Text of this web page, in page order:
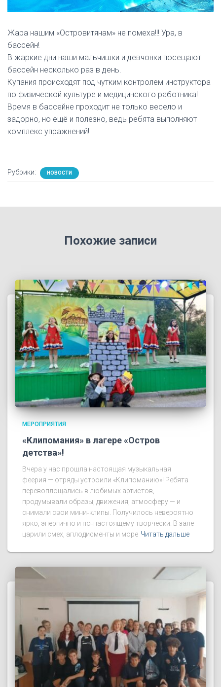
Жара нашим «Островитянам» не помеха!!! Ура, в
бассейн!
В жаркие дни наши мальчишки и девчонки посещают
бассейн несколько раз в день.
Купания происходят под чутким контролем инструктора
по физической культуре и медицинского работника!
Время в бассейне проходит не только весело и
задорно, но ещё и полезно, ведь ребята выполняют
комплекс упражнений!
Рубрики: НОВОСТИ
Похожие записи
МЕРОПРИЯТИЯ
«Клипомания» в лагере «Остров
детства»!
Вчера у нас прошла настоящая музыкальная
феерия — отряды устроили «Клипоманию»! Ребята
перевоплощались в любимых артистов,
продумывали образы, движения, атмосферу — и
снимали свои мини‑клипы. Получилось невероятно
ярко, энергично и по‑настоящему творчески. В зале
царили смех, аплодисменты и море Читать дальше